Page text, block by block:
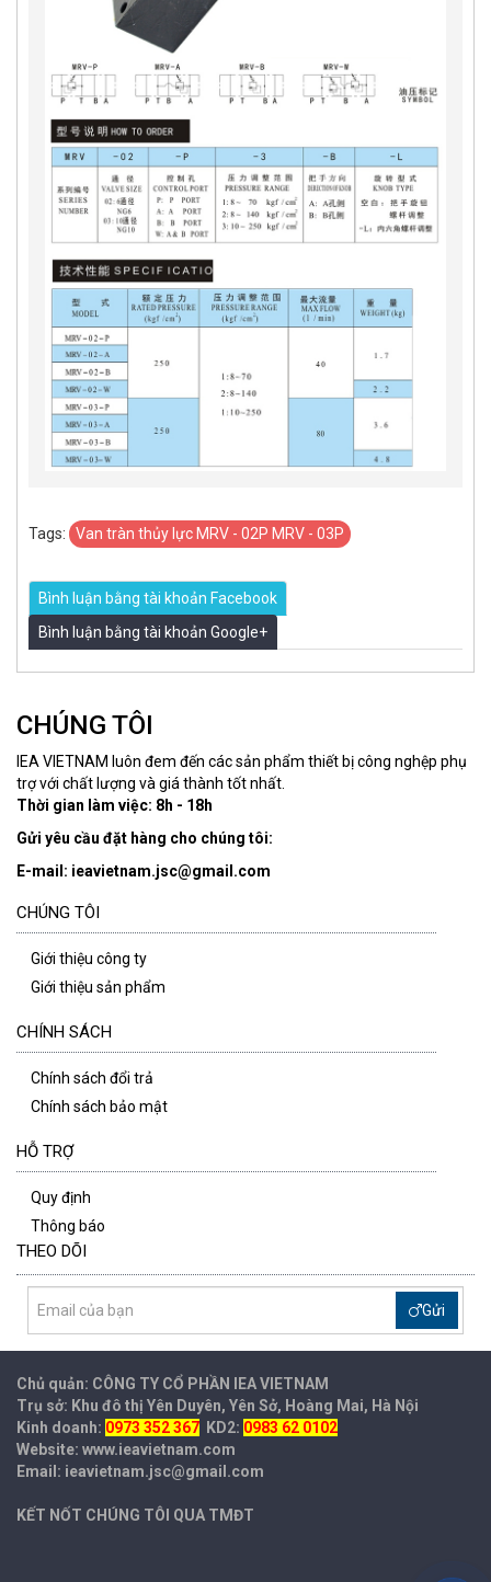
Tags: Van tràn thủy lực MRV - 02P MRV - 03P
Bình luận bằng tài khoản Facebook
Bình luận bằng tài khoản Google+
CHÚNG TÔI
IEA VIETNAM luôn đem đến các sản phẩm thiết bị công nghệp phụ
trợ với chất lượng và giá thành tốt nhất.
Thời gian làm việc: 8h - 18h
Gửi yêu cầu đặt hàng cho chúng tôi:
E-mail: ieavietnam.jsc@gmail.com
CHÚNG TÔI
Giới thiệu công ty
Giới thiệu sản phẩm
CHÍNH SÁCH
Chính sách đổi trả
Chính sách bảo mật
HỖ TRỢ
Quy định
Thông báo
THEO DÕI
Gửi
Chủ quản: CÔNG TY CỔ PHẦN IEAVIETNAM
Trụ sở: Khu đô thị Yên Duyên, Yên Sở, Hoàng Mai, Hà Nội
Kinh doanh: 0973 352 367 KD2: 0983 62 0102
Website: www.ieavietnam.com
Email: ieavietnam.jsc@gmail.com
KẾT NỐT CHÚNG TÔI QUA TMĐT